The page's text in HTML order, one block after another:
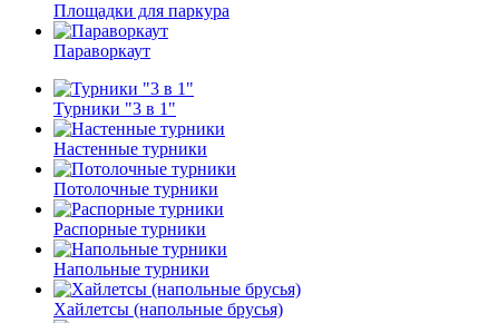
Площадки для паркура
Параворкаут
Турники "3 в 1"
Настенные турники
Потолочные турники
Распорные турники
Напольные турники
Хайлетсы (напольные брусья)